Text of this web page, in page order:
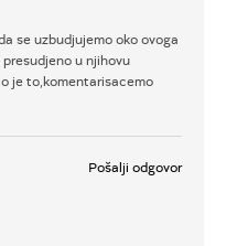
se uzbudjujemo oko ovoga
u njihovu
je to,komentarisacemo
Pošalji odgovor